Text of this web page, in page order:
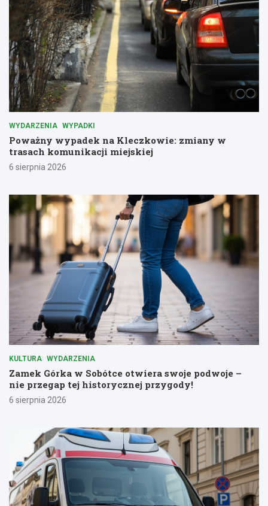
WYDARZENIA WYPADKI
Poważny wypadek na Kleczkowie: zmiany w
trasach komunikacji miejskiej
6 sierpnia 2026
KULTURA WYDARZENIA
Zamek Górka w Sobótce otwiera swoje podwoje –
nie przegap tej historycznej przygody!
6 sierpnia 2026